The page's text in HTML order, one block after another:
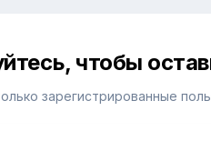
чтобы
зарегистрированные